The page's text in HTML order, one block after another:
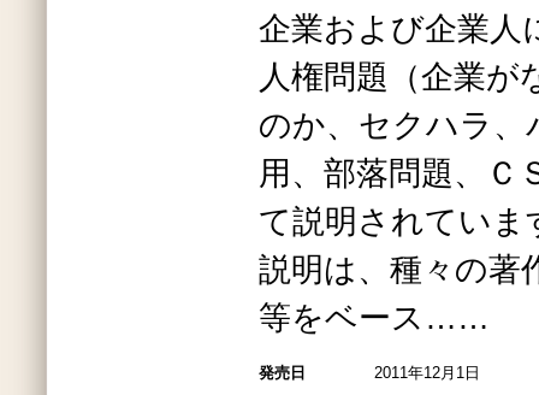
企業および企業人
人権問題（企業が
のか、セクハラ、
用、部落問題、Ｃ
て説明されていま
説明は、種々の著
等をベース……
発売日 2011年12月1日